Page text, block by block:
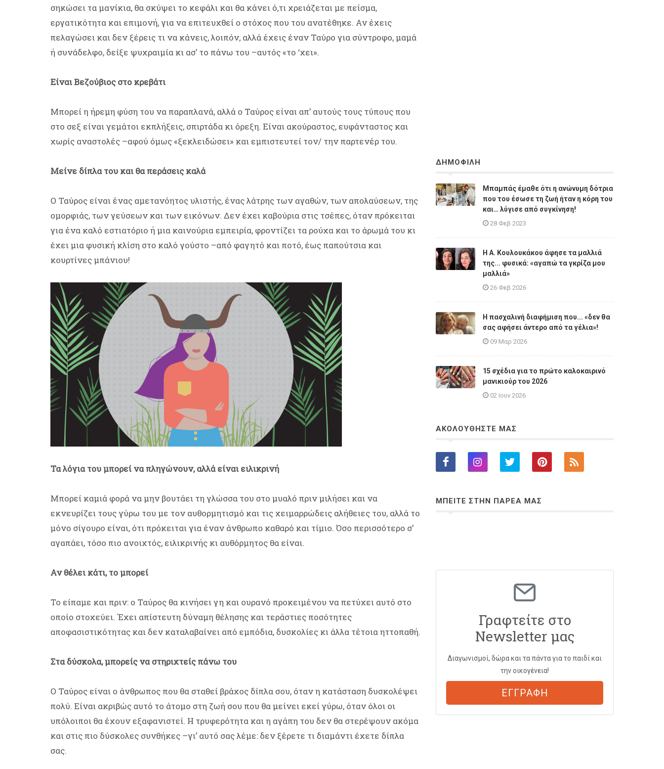
σηκώσει τα μανίκια, θα σκύψει το κεφάλι και θα κάνει ό,τι χρειάζεται με πείσμα,
εργατικότητα και επιμονή, για να επιτευχθεί ο στόχος που του ανατέθηκε. Αν έχεις
πελαγώσει και δεν ξέρεις τι να κάνεις, λοιπόν, αλλά έχεις έναν Ταύρο για σύντροφο, μαμά
ή συνάδελφο, δείξε ψυχραιμία κι ασ’ το πάνω του –αυτός «το ‘χει».
Είναι Βεζούβιος στο κρεβάτι
Μπορεί η ήρεμη φύση του να παραπλανά, αλλά ο Ταύρος είναι απ’ αυτούς τους τύπους που
στο σεξ είναι γεμάτοι εκπλήξεις, σπιρτάδα κι όρεξη. Είναι ακούραστος, ευφάνταστος και
χωρίς αναστολές –αφού όμως «ξεκλειδώσει» και εμπιστευτεί τον/ την παρτενέρ του.
Μείνε δίπλα του και θα περάσεις καλά
Ο Ταύρος είναι ένας αμετανόητος υλιστής, ένας λάτρης των αγαθών, των απολαύσεων, της
ομορφιάς, των γεύσεων και των εικόνων. Δεν έχει καβούρια στις τσέπες, όταν πρόκειται
για ένα καλό εστιατόριο ή μια καινούρια εμπειρία, φροντίζει τα ρούχα και το άρωμά του κι
έχει μια φυσική κλίση στο καλό γούστο –από φαγητό και ποτό, έως παπούτσια και
κουρτίνες μπάνιου!
Τα λόγια του μπορεί να πληγώνουν, αλλά είναι ειλικρινή
Μπορεί καμιά φορά να μην βουτάει τη γλώσσα του στο μυαλό πριν μιλήσει και να
εκνευρίζει τους γύρω του με τον αυθορμητισμό και τις χειμαρρώδεις αλήθειες του, αλλά το
μόνο σίγουρο είναι, ότι πρόκειται για έναν άνθρωπο καθαρό και τίμιο. Όσο περισσότερο σ’
αγαπάει, τόσο πιο ανοιχτός, ειλικρινής κι αυθόρμητος θα είναι.
Αν θέλει κάτι, το μπορεί
Το είπαμε και πριν: ο Ταύρος θα κινήσει γη και ουρανό προκειμένου να πετύχει αυτό στο
οποίο στοχεύει. Έχει απίστευτη δύναμη θέλησης και τεράστιες ποσότητες
αποφασιστικότητας και δεν καταλαβαίνει από εμπόδια, δυσκολίες κι άλλα τέτοια ηττοπαθή.
Στα δύσκολα, μπορείς να στηριχτείς πάνω του
Ο Ταύρος είναι ο άνθρωπος που θα σταθεί βράχος δίπλα σου, όταν η κατάσταση δυσκολέψει
πολύ. Είναι ακριβώς αυτό το άτομο στη ζωή σου που θα μείνει εκεί γύρω, όταν όλοι οι
υπόλοιποι θα έχουν εξαφανιστεί. Η τρυφερότητα και η αγάπη του δεν θα στερέψουν ακόμα
και στις πιο δύσκολες συνθήκες –γι’ αυτό σας λέμε: δεν ξέρετε τι διαμάντι έχετε δίπλα
σας.
ΔΗΜΟΦΙΛΗ
Μπαμπάς έμαθε ότι η ανώνυμη δότρια
που του έσωσε τη ζωή ήταν η κόρη του
και… λύγισε από συγκίνηση!
28 Φεβ 2023
Η A. Κουλουκάκου άφησε τα μαλλιά
της... φυσικά: «αγαπώ τα γκρίζα μου
μαλλιά»
26 Φεβ 2026
Η πασχαλινή διαφήμιση που... «δεν θα
σας αφήσει άντερο από τα γέλια»!
09 Μαρ 2026
15 σχέδια για το πρώτο καλοκαιρινό
μανικιούρ του 2026
02 Ιουν 2026
ΑΚΟΛΟΥΘΗΣΤΕ ΜΑΣ
ΜΠΕΙΤΕ ΣΤΗΝ ΠΑΡΕΑ ΜΑΣ
Γραφτείτε στο
Newsletter μας
Διαγωνισμοί, δώρα και τα πάντα για το παιδί και
την οικογένεια!
ΕΓΓΡΑΦΗ